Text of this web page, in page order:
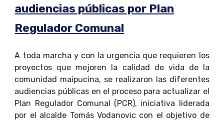
audiencias públicas por Plan
Regulador Comunal
A toda marcha y con la urgencia que requieren los
proyectos que mejoren la calidad de vida de la
comunidad maipucina, se realizaron las diferentes
audiencias públicas en el proceso para actualizar el
Plan Regulador Comunal (PCR), iniciativa liderada
por el alcalde Tomás Vodanovic con el objetivo de